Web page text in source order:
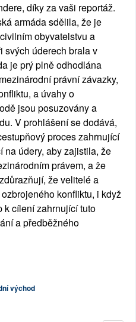
díky za vaši reportáž.
armáda sdělila, že je
obyvatelstvu a
svých úderech brala v
je prý plně odhodlána
právní závazky,
a úvahy o
jsou posuzovány a
V prohlášení se dodává,
proces zahrnující
údery, aby zajistila, že
právem, a že
že velitelé a
konfliktu, i když
k cílení zahrnující tuto
a předběžného
východ